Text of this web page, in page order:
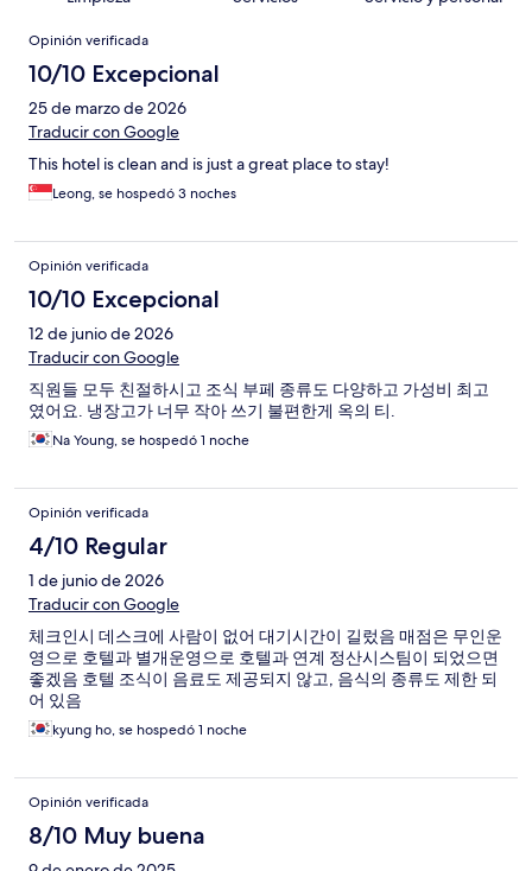
Opiniones
Opinión verificada
10/10 Excepcional
25 de marzo de 2026
Traducir con Google
This hotel is clean and is just a great place to stay!
Leong, se hospedó 3 noches
Opinión verificada
10/10 Excepcional
12 de junio de 2026
Traducir con Google
직원들 모두 친절하시고 조식 부페 종류도 다양하고 가성비 최고
였어요. 냉장고가 너무 작아 쓰기 불편한게 옥의 티.
Na Young, se hospedó 1 noche
Opinión verificada
4/10 Regular
1 de junio de 2026
Traducir con Google
체크인시 데스크에 사람이 없어 대기시간이 길렀음 매점은 무인운
영으로 호텔과 별개운영으로 호텔과 연계 정산시스팀이 되었으면
좋겠음 호텔 조식이 음료도 제공되지 않고, 음식의 종류도 제한 되
어 있음
kyung ho, se hospedó 1 noche
Opinión verificada
8/10 Muy buena